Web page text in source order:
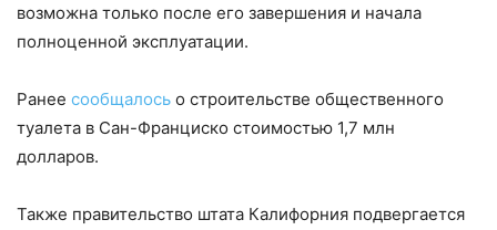
возможна только после его завершения и начала
полноценной эксплуатации.
Ранее сообщалось о строительстве общественного
туалета в Сан-Франциско стоимостью 1,7 млн
долларов.
Также правительство штата Калифорния подвергается